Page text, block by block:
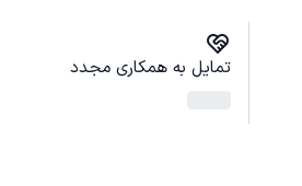
تمایل به همکاری مجدد